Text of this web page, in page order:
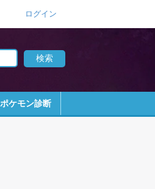
ログイン
ポケモン診断